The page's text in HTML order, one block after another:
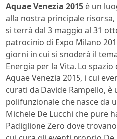
Aquae Venezia 2015 è un
alla nostra principale risorsa,
si terrà dal 3 maggio al 31
patrocinio di Expo Milano
giorni in cui si snoderà il
Energia per la Vita. Lo
Aquae Venezia 2015, i cui
curati da Davide Rampello, è
polifunzionale che nasce da
Michele De Lucchi che pure
Padiglione Zero dove trovano